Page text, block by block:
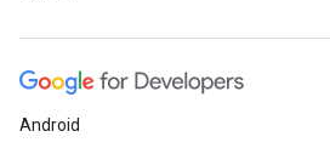
Android